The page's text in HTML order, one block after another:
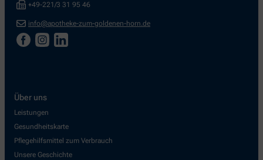
+49-221/3 31 95 46
info@apotheke-zum-goldenen-horn.de
Über uns
Leistungen
Gesundheitskarte
Pflegehilfsmittel zum Verbrauch
Unsere Geschichte